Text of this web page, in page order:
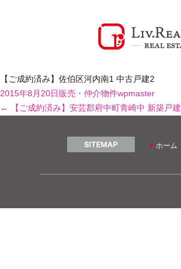
【ご成約済み】佐伯区河内南1 中古戸建2
2015年8月20日 販売・仲介物件wpmaster
←
【ご成約済み】安芸郡府中町青崎中 新築戸建
ホーム